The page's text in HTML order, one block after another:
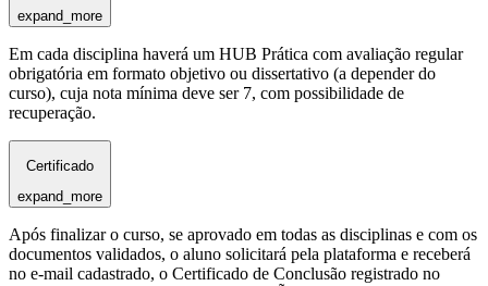
expand_more
Em cada disciplina haverá um HUB Prática com avaliação regular
obrigatória em formato objetivo ou dissertativo (a depender do
curso), cuja nota mínima deve ser 7, com possibilidade de
recuperação.
Certificado
expand_more
Após finalizar o curso, se aprovado em todas as disciplinas e com os
documentos validados, o aluno solicitará pela plataforma e receberá
no e-mail cadastrado, o Certificado de Conclusão registrado no